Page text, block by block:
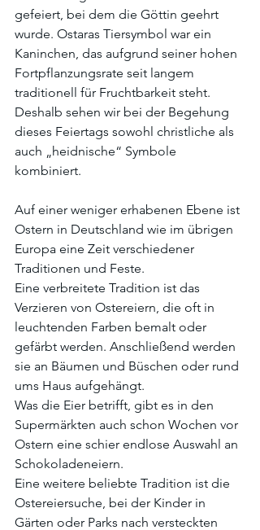
gefeiert, bei dem die Göttin geehrt
wurde. Ostaras Tiersymbol war ein
Kaninchen, das aufgrund seiner hohen
Fortpflanzungsrate seit langem
traditionell für Fruchtbarkeit steht.
Deshalb sehen wir bei der Begehung
dieses Feiertags sowohl christliche als
auch „heidnische“ Symbole
kombiniert.
Auf einer weniger erhabenen Ebene ist
Ostern in Deutschland wie im übrigen
Europa eine Zeit verschiedener
Traditionen und Feste.
Eine verbreitete Tradition ist das
Verzieren von Ostereiern, die oft in
leuchtenden Farben bemalt oder
gefärbt werden. Anschließend werden
sie an Bäumen und Büschen oder rund
ums Haus aufgehängt.
Was die Eier betrifft, gibt es in den
Supermärkten auch schon Wochen vor
Ostern eine schier endlose Auswahl an
Schokoladeneiern.
Eine weitere beliebte Tradition ist die
Ostereiersuche, bei der Kinder in
Gärten oder Parks nach versteckten